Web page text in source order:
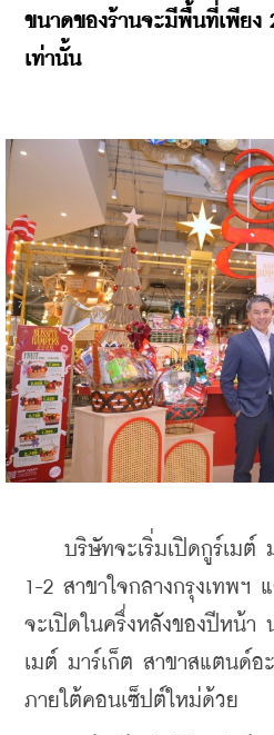
ขนาดของร้านจะมีพื้นที่เพียง
เท่านั้น
บริษัทจะเริ่มเปิดกูร์เมต์ ม
1-2 สาขาใจกลางกรุงเทพฯ
จะเปิดในครึ่งหลังของปีหน้า
เมต์ มาร์เก็ต สาขาสแตนด์อ
ภายใต้คอนเซ็ปต์ใหม่ด้วย